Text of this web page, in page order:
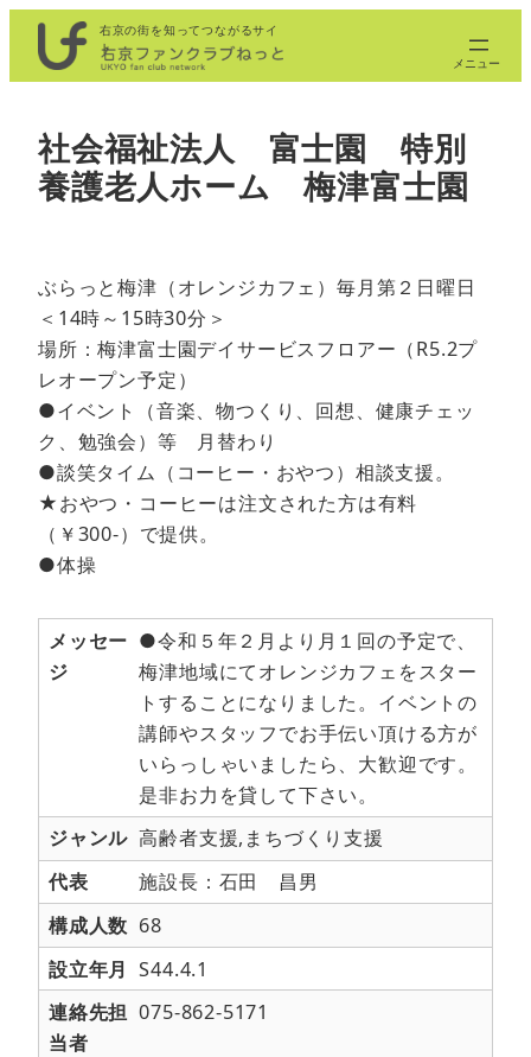
を
右京の街を知ってつながるサイ
ト
社会福祉法人 富士園 特別
養護老人ホーム 梅津富士園
ぶらっと梅津（オレンジカフェ）毎月第２日曜日
＜14時～15時30分＞
場所：梅津富士園デイサービスフロアー（R5.2プ
レオープン予定）
●イベント（音楽、物つくり、回想、健康チェッ
ク、勉強会）等 月替わり
●談笑タイム（コーヒー・おやつ）相談支援。
★おやつ・コーヒーは注文された方は有料
（￥300-）で提供。
●体操
メッセー
ジ
●令和５年２月より月１回の予定で、
梅津地域にてオレンジカフェをスター
トすることになりました。イベントの
講師やスタッフでお手伝い頂ける方が
いらっしゃいましたら、大歓迎です。
是非お力を貸して下さい。
ジャンル 高齢者支援,まちづくり支援
代表
施設長：石田 昌男
構成人数 68
設立年月
S44.4.1
連絡先担
当者
075-862-5171